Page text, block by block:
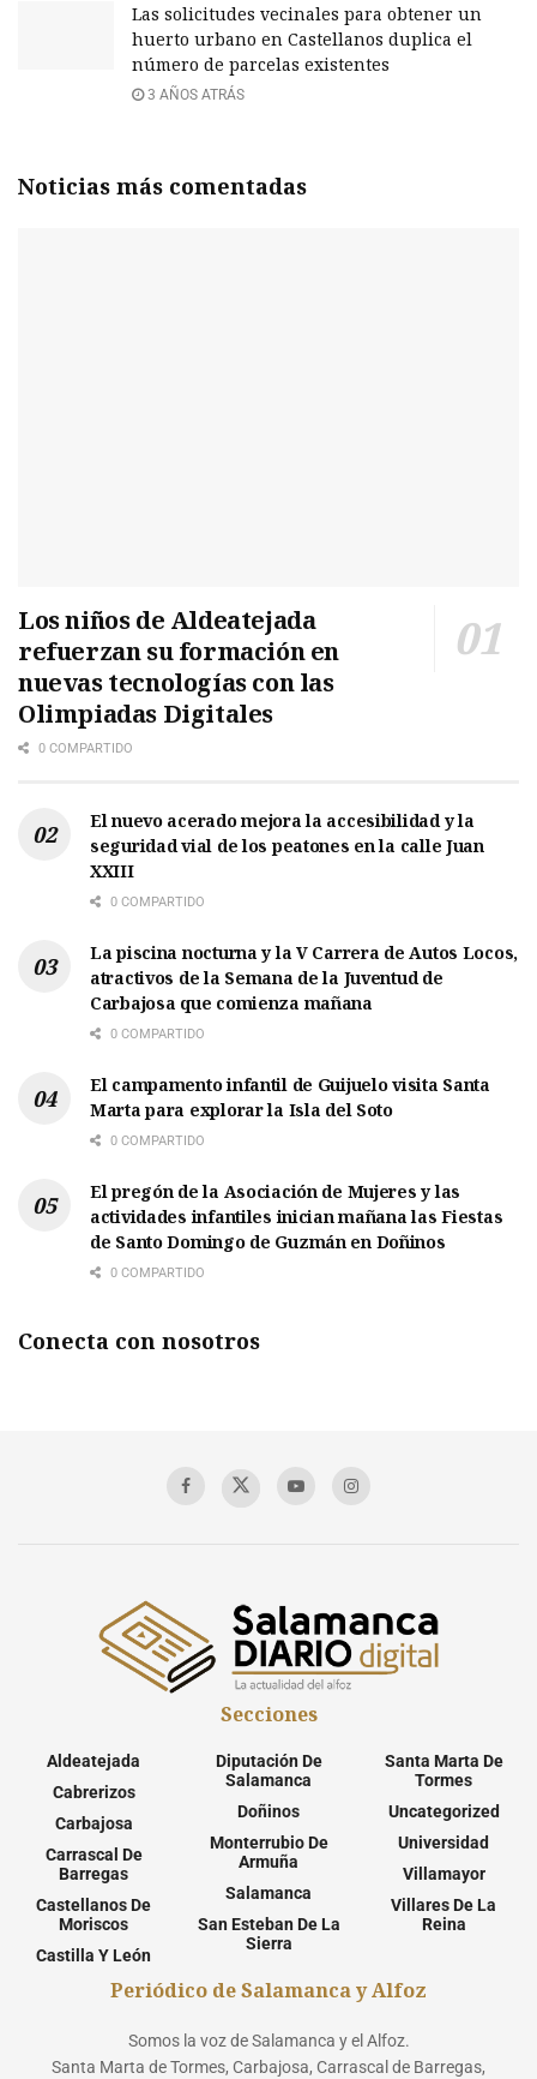
Las solicitudes vecinales para obtener un
huerto urbano en Castellanos duplica el
número de parcelas existentes
3 AÑOS ATRÁS
Noticias más comentadas
Los niños de Aldeatejada
refuerzan su formación en
nuevas tecnologías con las
Olimpiadas Digitales
0 COMPARTIDO
El nuevo acerado mejora la accesibilidad y la
seguridad vial de los peatones en la calle Juan
XXIII
0 COMPARTIDO
La piscina nocturna y la V Carrera de Autos Locos,
atractivos de la Semana de la Juventud de
Carbajosa que comienza mañana
0 COMPARTIDO
El campamento infantil de Guijuelo visita Santa
Marta para explorar la Isla del Soto
0 COMPARTIDO
El pregón de la Asociación de Mujeres y las
actividades infantiles inician mañana las Fiestas
de Santo Domingo de Guzmán en Doñinos
0 COMPARTIDO
Conecta con nosotros
Secciones
Aldeatejada
Cabrerizos
Carbajosa
Carrascal De
Barregas
Castellanos De
Moriscos
Castilla Y León
Diputación De
Salamanca
Doñinos
Monterrubio De
Armuña
Salamanca
San Esteban De La
Sierra
Santa Marta De
Tormes
Uncategorized
Universidad
Villamayor
Villares De La
Reina
Periódico de Salamanca y Alfoz
Somos la voz de Salamanca y el Alfoz.
Santa Marta de Tormes, Carbajosa, Carrascal de Barregas,